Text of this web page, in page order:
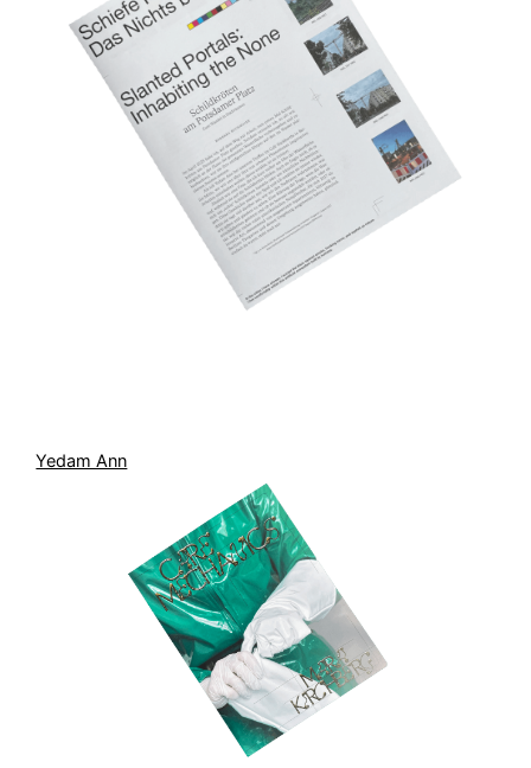
Yedam Ann